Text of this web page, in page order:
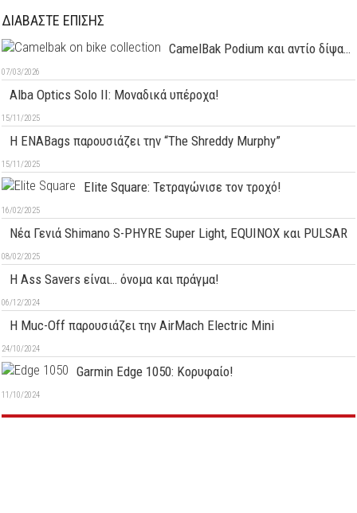
ΔΙΑΒΑΣΤΕ ΕΠΙΣΗΣ
CamelBak Podium και αντίο δίψα…
07/03/2026
Alba Optics Solo II: Μοναδικά υπέροχα!
15/11/2025
Η ENABags παρουσιάζει την “The Shreddy Murphy”
15/11/2025
Elite Square: Τετραγώνισε τον τροχό!
16/02/2025
Νέα Γενιά Shimano S-PHYRE Super Light, EQUINOX και PULSAR
08/02/2025
Η Ass Savers είναι… όνομα και πράγμα!
06/12/2024
H Muc-Off παρουσιάζει την AirMach Electric Mini
24/10/2024
Garmin Edge 1050: Kορυφαίο!
11/10/2024